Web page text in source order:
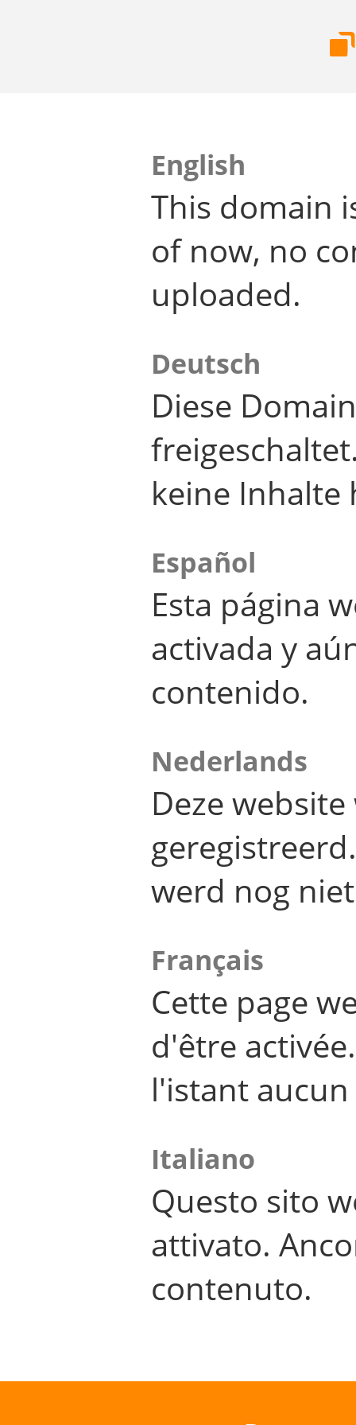
English
This domain
of now, no
uploaded.
Deutsch
Diese
keine Inhalte
Español
Esta página
activada y
contenido.
Nederlands
Deze
werd nog
Français
Cette page
d'être
l'istant
Italiano
Questo sito
attivato.
contenuto.